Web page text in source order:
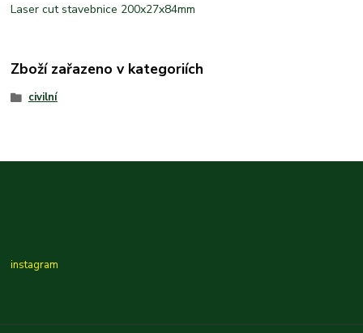
Laser cut stavebnice 200x27x84mm
Zboží zařazeno v kategoriích
civilní
instagram